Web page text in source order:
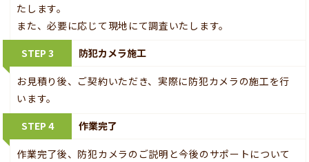
たします。
また、必要に応じて現地にて調査いたします。
STEP 3 防犯カメラ施工
お見積り後、ご契約いただき、実際に防犯カメラの施工を行
います。
STEP 4 作業完了
作業完了後、防犯カメラのご説明と今後のサポートについて